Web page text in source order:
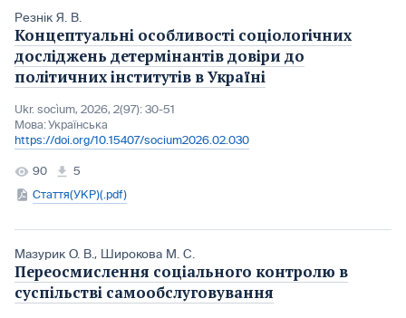
Резнік Я. В.
Концептуальні особливості соціологічних
досліджень детермінантів довіри до
політичних інститутів в Україні
Ukr. socìum, 2026, 2(97): 30-51
Мова:Українська
https://doi.org/10.15407/socium2026.02.030
90
5
Стаття(УКР)(.pdf)
Мазурик О. В., Широкова М. С.
Переосмислення соціального контролю в
суспільстві самообслуговування